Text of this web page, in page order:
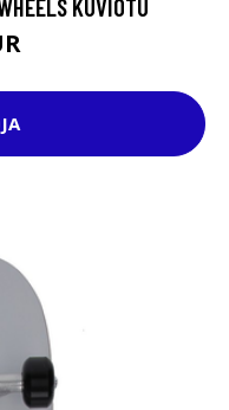
KUVIOTU